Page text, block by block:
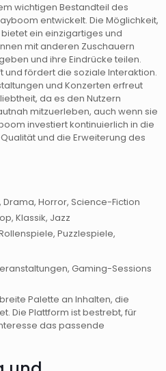
wichtigen Bestandteil des
entwickelt. Die Möglichkeit,
bietet ein einzigartiges und
mit anderen Zuschauern
und ihre Eindrücke teilen.
und fördert die soziale Interaktion.
und Konzerten erfreut
da es den Nutzern
mitzuerleben, auch wenn sie
investiert kontinuierlich in die
und die Erweiterung des
Horror, Science-Fiction
Klassik, Jazz
Puzzlespiele,
Gaming-Sessions
Palette an Inhalten, die
Die Plattform ist bestrebt, für
das passende